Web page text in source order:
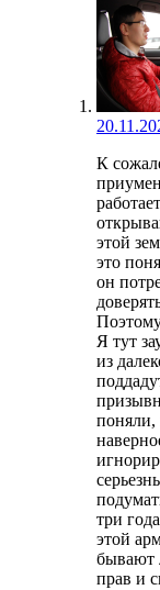
К
этой
это
он
Я тут
из
поняли,
три
этой
бывают
прав и